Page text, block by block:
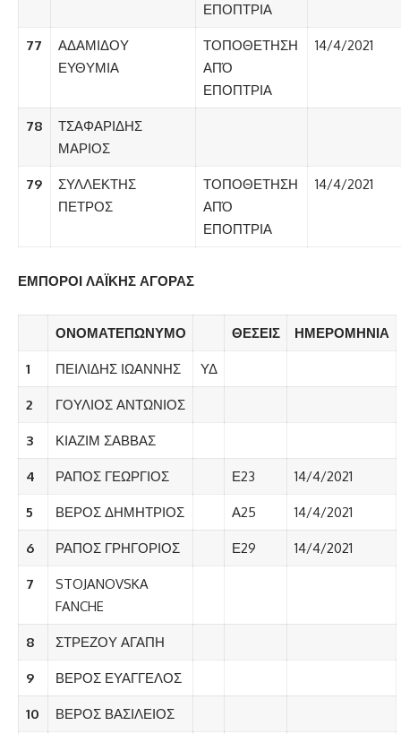
ΕΠΟΠΤΡΙΑ
77
ΑΔΑΜΙΔΟΥ
ΕΥΘΥΜΙΑ
ΤΟΠΟΘΕΤΗΣΗ
ΑΠΌ
ΕΠΟΠΤΡΙΑ
14/4/2021
78
ΤΣΑΦΑΡΙΔΗΣ
ΜΑΡΙΟΣ
79
ΣΥΛΛΕΚΤΗΣ
ΠΕΤΡΟΣ
ΤΟΠΟΘΕΤΗΣΗ
ΑΠΌ
ΕΠΟΠΤΡΙΑ
14/4/2021
ΕΜΠΟΡΟΙ ΛΑΪΚΗΣ ΑΓΟΡΑΣ
ΟΝΟΜΑΤΕΠΩΝΥΜΟ ΘΕΣΕΙΣ ΗΜΕΡΟΜΗΝΙΑ
1 ΠΕΙΛΙΔΗΣ ΙΩΑΝΝΗΣ ΥΔ
2 ΓΟΥΛΙΟΣ ΑΝΤΩΝΙΟΣ
3 ΚΙΑΖΙΜ ΣΑΒΒΑΣ
4 ΡΑΠΟΣ ΓΕΩΡΓΙΟΣ Ε23 14/4/2021
5 ΒΕΡΟΣ ΔΗΜΗΤΡΙΟΣ Α25 14/4/2021
6 ΡΑΠΟΣ ΓΡΗΓΟΡΙΟΣ Ε29 14/4/2021
7
STOJANOVSKA
FANCHE
8 ΣΤΡΕΖΟΥ ΑΓΑΠΗ
9 ΒΕΡΟΣ ΕΥΑΓΓΕΛΟΣ
10 ΒΕΡΟΣ ΒΑΣΙΛΕΙΟΣ